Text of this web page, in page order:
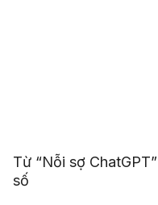
Từ “Nỗi sợ
số